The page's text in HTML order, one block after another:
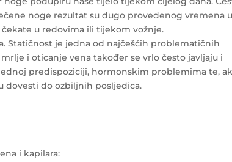
noge rezultat su dugo provedenog vremena u
u redovima ili tijekom vožnje.
Statičnost je jedna od najčešćih problematičnih
i oticanje vena također se vrlo često javljaju i
predispoziciji, hormonskim problemima te,
dovesti do ozbiljnih posljedica.
i kapilara: